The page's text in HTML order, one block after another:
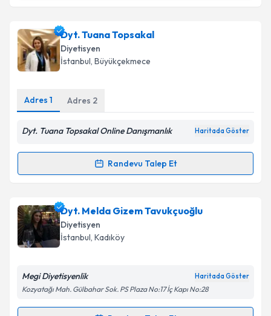
Dyt. Nebahat Demireliçin randevu takvimi talebi
oluşturun. Size bu uzmandan randevu almanız için bir
takvim hazırlandığında e-posta ile bilgilendireceğiz.
Metni'ni okudum ve kişisel verilerimin belirtilen
kapsamda işlenmesini kabul ediyorum.
Dyt. Tuana Topsakal
Diyetisyen
İstanbul , Büyükçekmece
Adres 1 Adres 2
Dyt. Tuana Topsakal Online Danışmanlık Haritada Göster
Randevu Talep Et
Randevu Takvimi Talebi
Dyt. Tuana Topsakaliçin randevu takvimi talebi
oluşturun. Size bu uzmandan randevu almanız için bir
takvim hazırlandığında e-posta ile bilgilendireceğiz.
Dyt. Melda Gizem Tavukçuoğlu
Diyetisyen
İstanbul , Kadıköy
Megi Diyetisyenlik Haritada Göster
Kozyatağı Mah. Gülbahar Sok. PS Plaza No:17 İç Kapı No:28